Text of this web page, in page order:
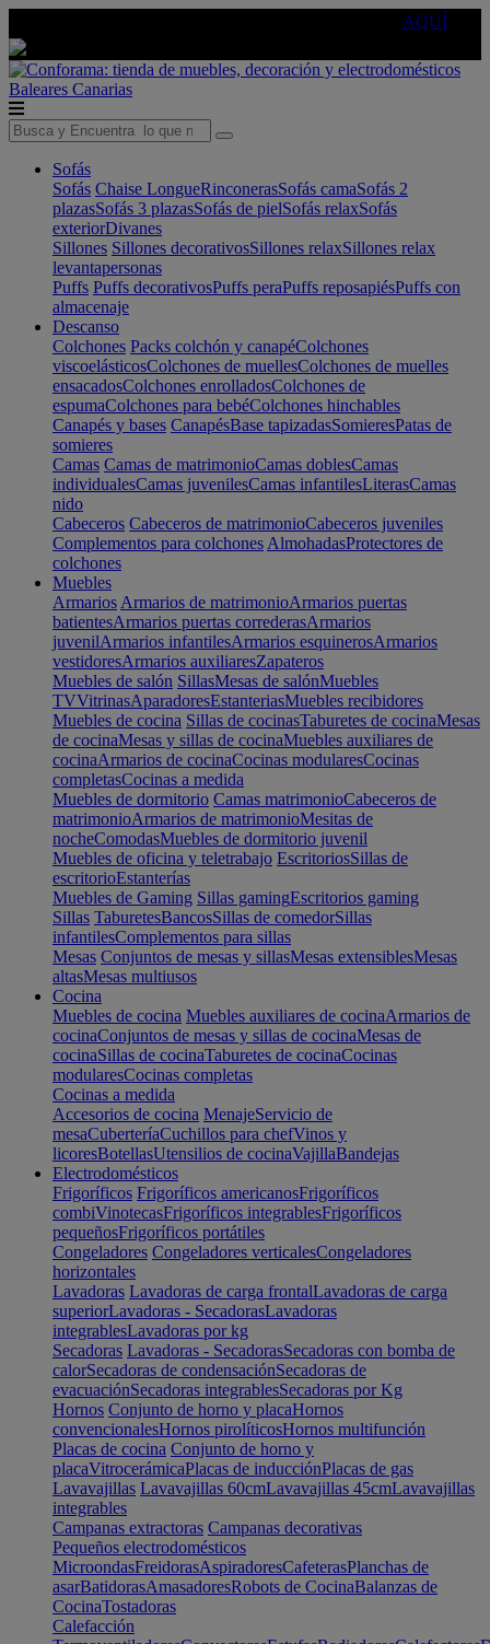
AQUÍ
Baleares Canarias
Sofás
Sofás Chaise LongueRinconerasSofás camaSofás 2
plazasSofás 3 plazasSofás de pielSofás relaxSofás
exteriorDivanes
Sillones Sillones decorativosSillones relaxSillones relax
levantapersonas
Puffs Puffs decorativosPuffs peraPuffs reposapiésPuffs con
almacenaje
Descanso
Colchones Packs colchón y canapéColchones
viscoelásticosColchones de muellesColchones de muelles
ensacadosColchones enrolladosColchones de
espumaColchones para bebéColchones hinchables
Canapés y bases CanapésBase tapizadasSomieresPatas de
somieres
Camas Camas de matrimonioCamas doblesCamas
individualesCamas juvenilesCamas infantilesLiterasCamas
nido
Cabeceros Cabeceros de matrimonioCabeceros juveniles
Complementos para colchones AlmohadasProtectores de
colchones
Muebles
Armarios Armarios de matrimonioArmarios puertas
batientesArmarios puertas correderasArmarios
juvenilArmarios infantilesArmarios esquinerosArmarios
vestidoresArmarios auxiliaresZapateros
Muebles de salón SillasMesas de salónMuebles
TVVitrinasAparadoresEstanteriasMuebles recibidores
Muebles de cocina Sillas de cocinasTaburetes de cocinaMesas
de cocinaMesas y sillas de cocinaMuebles auxiliares de
cocinaArmarios de cocinaCocinas modularesCocinas
completasCocinas a medida
Muebles de dormitorio Camas matrimonioCabeceros de
matrimonioArmarios de matrimonioMesitas de
nocheComodasMuebles de dormitorio juvenil
Muebles de oficina y teletrabajo EscritoriosSillas de
escritorioEstanterías
Muebles de Gaming Sillas gamingEscritorios gaming
Sillas TaburetesBancosSillas de comedorSillas
infantilesComplementos para sillas
Mesas Conjuntos de mesas y sillasMesas extensiblesMesas
altasMesas multiusos
Cocina
Muebles de cocina Muebles auxiliares de cocinaArmarios de
cocinaConjuntos de mesas y sillas de cocinaMesas de
cocinaSillas de cocinaTaburetes de cocinaCocinas
modularesCocinas completas
Cocinas a medida
Accesorios de cocina MenajeServicio de
mesaCuberteríaCuchillos para chefVinos y
licoresBotellasUtensilios de cocinaVajillaBandejas
Electrodomésticos
Frigoríficos Frigoríficos americanosFrigoríficos
combiVinotecasFrigoríficos integrablesFrigoríficos
pequeñosFrigoríficos portátiles
Congeladores Congeladores verticalesCongeladores
horizontales
Lavadoras Lavadoras de carga frontalLavadoras de carga
superiorLavadoras - SecadorasLavadoras
integrablesLavadoras por kg
Secadoras Lavadoras - SecadorasSecadoras con bomba de
calorSecadoras de condensaciónSecadoras de
evacuaciónSecadoras integrablesSecadoras por Kg
Hornos Conjunto de horno y placaHornos
convencionalesHornos pirolíticosHornos multifunción
Placas de cocina Conjunto de horno y
placaVitrocerámicaPlacas de inducciónPlacas de gas
Lavavajillas Lavavajillas 60cmLavavajillas 45cmLavavajillas
integrables
Campanas extractoras Campanas decorativas
Pequeños electrodomésticos
MicroondasFreidorasAspiradoresCafeterasPlanchas de
asarBatidorasAmasadoresRobots de CocinaBalanzas de
CocinaTostadoras
Calefacción